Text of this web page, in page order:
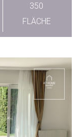
350
FLÄCHE